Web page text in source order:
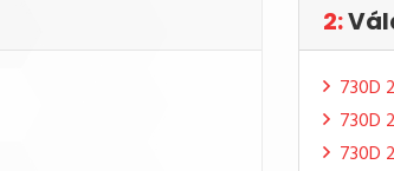
2:
730D
730D
730D